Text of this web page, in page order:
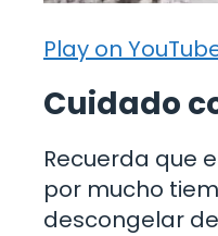
Play on
Cuidado
Recuerda que
por mucho
descongelar